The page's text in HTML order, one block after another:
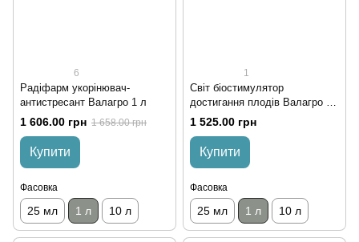
6
Радіфарм укорінювач-
антистресант Валагро 1 л
1 606.00 грн 1 658.00 грн
Купити
Фасовка
25 мл 1 л 10 л
1
Світ біостимулятор
достигання плодів Валагро 1
л
1 525.00 грн
Купити
Фасовка
25 мл 1 л 10 л